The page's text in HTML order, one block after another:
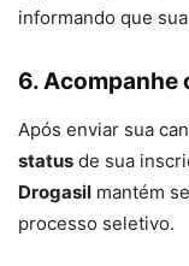
informando que
6.Acompanhe
Após enviar sua
status de sua
Drogasil mantém
processo seletivo.